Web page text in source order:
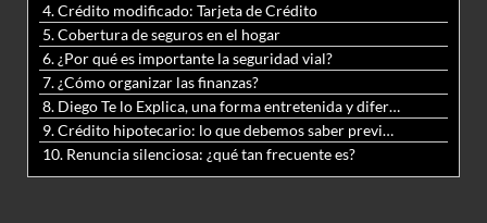
4. Crédito modificado: Tarjeta de Crédito
5. Cobertura de seguros en el hogar
6. ¿Por qué es importante la seguridad vial?
7. ¿Cómo organizar las finanzas?
8. Diego Te lo Explica, una forma entretenida y diferente de aprender matemáticas y ciencias
9. Crédito hipotecario: lo que debemos saber previo a adquirir nuestra vivienda
10. Renuncia silenciosa: ¿qué tan frecuente es?